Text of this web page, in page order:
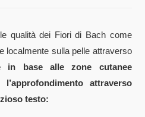
qualità dei Fiori di Bach come
localmente sulla pelle attraverso
in base alle zone cutanee
attraverso
testo: